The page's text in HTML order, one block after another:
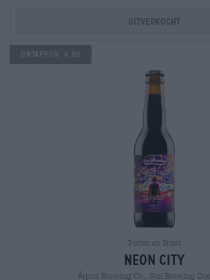
Uitverkocht
Untapppd: 4,03
Porter en Stout
neon city
Ārpus Brewing Co., Sori Brewing